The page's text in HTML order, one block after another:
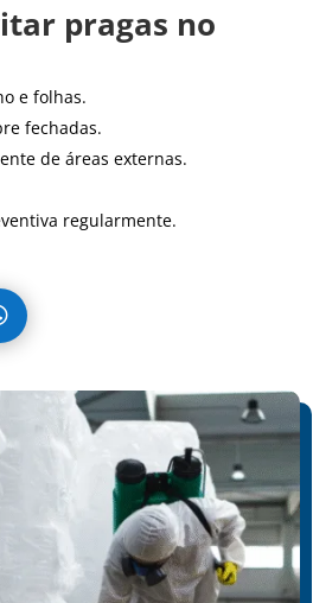
pragas no
e folhas.
fechadas.
de áreas externas.
regularmente.